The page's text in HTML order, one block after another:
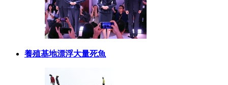
養殖基地漂浮大量死魚